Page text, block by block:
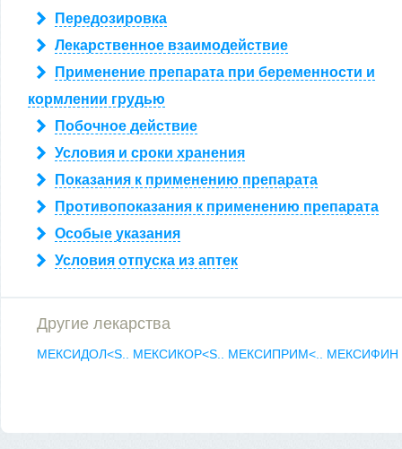
Передозировка
Лекарственное взаимодействие
Применение препарата при беременности и
кормлении грудью
Побочное действие
Условия и сроки хранения
Показания к применению препарата
Противопоказания к применению препарата
Особые указания
Условия отпуска из аптек
Другие лекарства
МЕКСИДОЛ<S.. МЕКСИКОР<S.. МЕКСИПРИМ<.. МЕКСИФИН